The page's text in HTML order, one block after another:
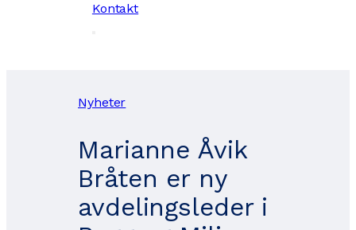
Kontakt
Nyheter
Marianne Åvik
Bråten er ny
avdelingsleder i